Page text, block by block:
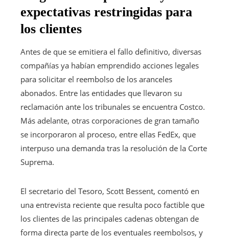
expectativas restringidas para
los clientes
Antes de que se emitiera el fallo definitivo, diversas
compañías ya habían emprendido acciones legales
para solicitar el reembolso de los aranceles
abonados. Entre las entidades que llevaron su
reclamación ante los tribunales se encuentra Costco.
Más adelante, otras corporaciones de gran tamaño
se incorporaron al proceso, entre ellas FedEx, que
interpuso una demanda tras la resolución de la Corte
Suprema.
El secretario del Tesoro, Scott Bessent, comentó en
una entrevista reciente que resulta poco factible que
los clientes de las principales cadenas obtengan de
forma directa parte de los eventuales reembolsos, y